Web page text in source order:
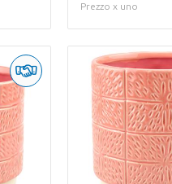
Prezzo x uno